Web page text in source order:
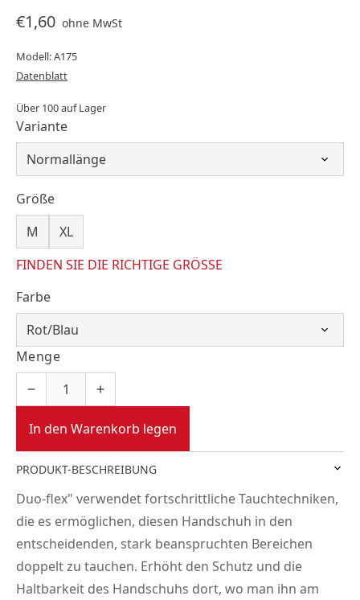
€1,60 ohne MwSt
Modell: A175
Datenblatt
Über 100 auf Lager
Variante
Größe
M
XL
FINDEN SIE DIE RICHTIGE GRÖSSE
Farbe
Menge
In den Warenkorb legen
PRODUKT-BESCHREIBUNG
Duo-flex" verwendet fortschrittliche Tauchtechniken,
die es ermöglichen, diesen Handschuh in den
entscheidenden, stark beanspruchten Bereichen
doppelt zu tauchen. Erhöht den Schutz und die
Haltbarkeit des Handschuhs dort, wo man ihn am